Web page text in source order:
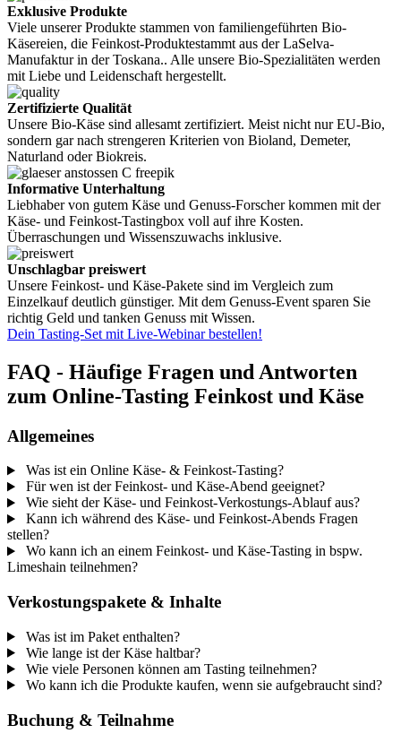
Exklusive Produkte
Viele unserer Produkte stammen von familiengeführten Bio-
Käsereien, die Feinkost-Produktestammt aus der LaSelva-
Manufaktur in der Toskana.. Alle unsere Bio-Spezialitäten werden
mit Liebe und Leidenschaft hergestellt.
Zertifizierte Qualität
Unsere Bio-Käse sind allesamt zertifiziert. Meist nicht nur EU-Bio,
sondern gar nach strengeren Kriterien von Bioland, Demeter,
Naturland oder Biokreis.
Informative Unterhaltung
Liebhaber von gutem Käse und Genuss-Forscher kommen mit der
Käse- und Feinkost-Tastingbox voll auf ihre Kosten.
Überraschungen und Wissenszuwachs inklusive.
Unschlagbar preiswert
Unsere Feinkost- und Käse-Pakete sind im Vergleich zum
Einzelkauf deutlich günstiger. Mit dem Genuss-Event sparen Sie
richtig Geld und tanken Genuss mit Wissen.
Dein Tasting-Set mit Live-Webinar bestellen!
FAQ - Häufige Fragen und Antworten
zum Online-Tasting Feinkost und Käse
Allgemeines
Was ist ein Online Käse- & Feinkost-Tasting?
Für wen ist der Feinkost- und Käse-Abend geeignet?
Wie sieht der Käse- und Feinkost-Verkostungs-Ablauf aus?
Kann ich während des Käse- und Feinkost-Abends Fragen
stellen?
Wo kann ich an einem Feinkost- und Käse-Tasting in bspw.
Limeshain teilnehmen?
Verkostungspakete & Inhalte
Was ist im Paket enthalten?
Wie lange ist der Käse haltbar?
Wie viele Personen können am Tasting teilnehmen?
Wo kann ich die Produkte kaufen, wenn sie aufgebraucht sind?
Buchung & Teilnahme